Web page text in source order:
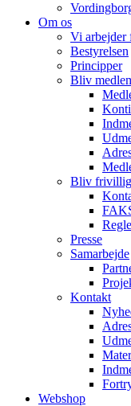
Om os
Vi arbejder
Bestyrelsen
Principper
Bliv
Bliv frivillig
Presse
Samarbejde
Kontakt
Webshop